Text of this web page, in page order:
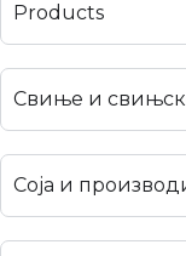
Products
Свиње и
Соја и